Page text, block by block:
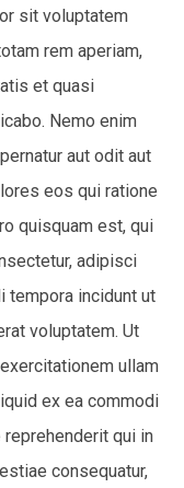
sit voluptatem
rem aperiam,
et quasi
Nemo enim
aut odit aut
eos qui ratione
quisquam est, qui
adipisci
tempora incidunt ut
voluptatem. Ut
ullam
ex ea commodi
reprehenderit qui in
consequatur,